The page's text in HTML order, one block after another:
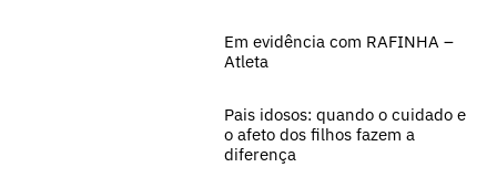
Em evidência com RAFINHA –
Atleta
Pais idosos: quando o cuidado e
o afeto dos filhos fazem a
diferença